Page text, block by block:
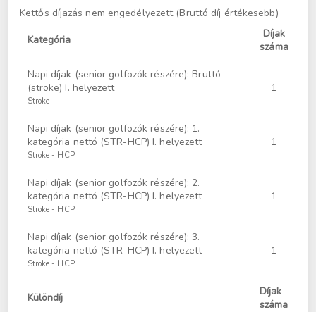
Kettős díjazás nem engedélyezett (Bruttó díj értékesebb)
Kategória
Díjak
száma
Napi díjak (senior golfozók részére): Bruttó
(stroke) I. helyezett
Stroke
1
Napi díjak (senior golfozók részére): 1.
kategória nettó (STR-HCP) I. helyezett
Stroke - HCP
1
Napi díjak (senior golfozók részére): 2.
kategória nettó (STR-HCP) I. helyezett
Stroke - HCP
1
Napi díjak (senior golfozók részére): 3.
kategória nettó (STR-HCP) I. helyezett
Stroke - HCP
1
Különdíj
Díjak
száma